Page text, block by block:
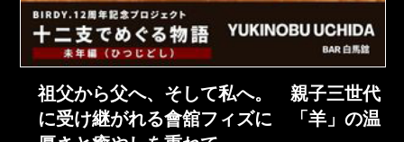
祖父から父へ、そして私へ。 親子三世代
に受け継がれる會舘フィズに 「羊」の温